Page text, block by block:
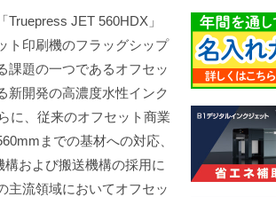
JET 560HDX」
ト印刷機のフラッグシップ
課題の一つであるオフセッ
新開発の高濃度水性インク
に、従来のオフセット商業
までの基材への対応、
および搬送機構の採用に
主流領域においてオフセッ